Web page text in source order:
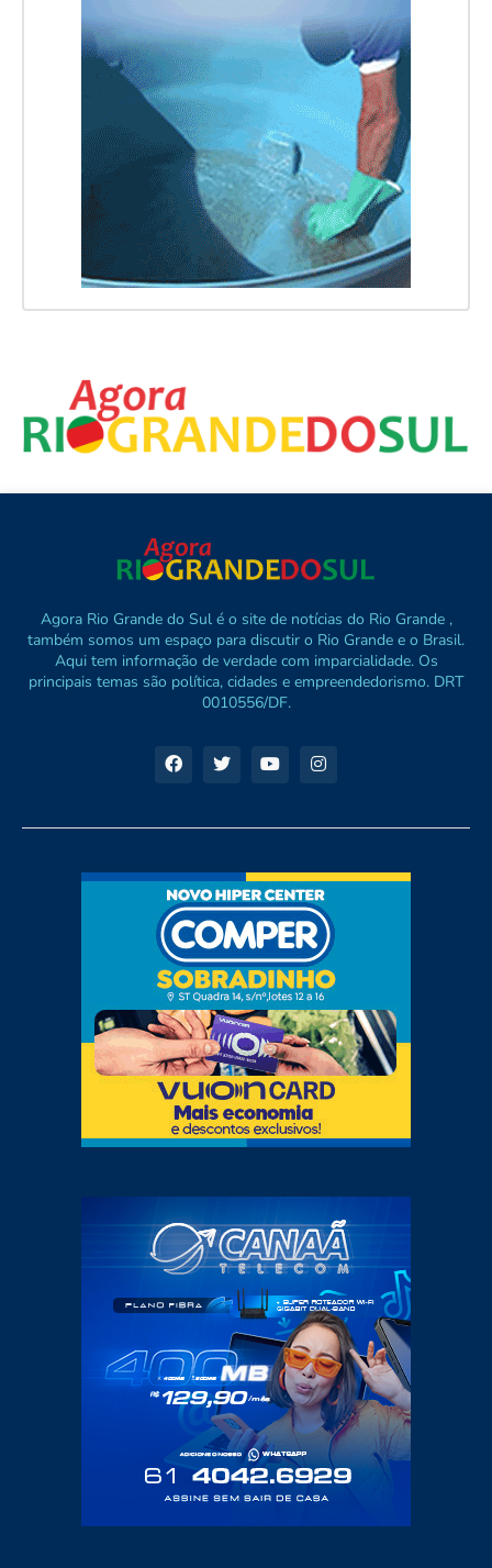
Agora Rio Grande do Sul é o site de notícias do Rio Grande ,
também somos um espaço para discutir o Rio Grande e o Brasil.
Aqui tem informação de verdade com imparcialidade. Os
principais temas são política, cidades e empreendedorismo. DRT
0010556/DF.